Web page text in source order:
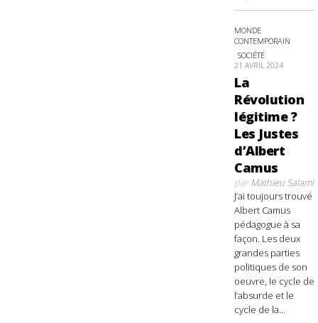
MONDE
CONTEMPORAIN
SOCIÉTÉ
21 AVRIL 2024
La
Révolution
légitime ?
Les Justes
d’Albert
Camus
parMathieu Salami
J’ai toujours trouvé
Albert Camus
pédagogue à sa
façon. Les deux
grandes parties
politiques de son
oeuvre, le cycle de
l’absurde et le
cycle de la...